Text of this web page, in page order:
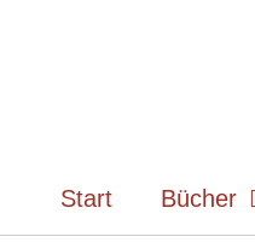
Start Bücher